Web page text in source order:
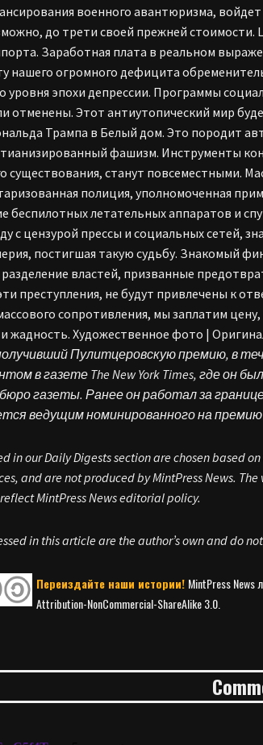
военного авантюризма,
до трети своей прежней стоимости.
Заработная плата в реальном
нашего огромного дефицита
уровня эпохи депрессии. Программы
отменены. Этот антиутопический мир
Трампа в Белый дом. Это породит
фашизм. Инструменты
существования, станут повсеместными.
полиция, уполномоченная
беспилотных летательных аппаратов и
с цензурой прессы и социальных сетей,
постигшая такую судьбу. Знакомый
властей, призванные
преступления, не будут привлечены к
сопротивления, мы заплатим
жадность. Художественное фото |
Пулитцеровскую премию, в
в газете The New York Times, где он
газеты. Ранее он работал за границей
ведущим номинированного на премию
in our Daily Digests section are chosen based
and are not produced by MintPress News.
MintPress News editorial policy.
in this article are the author’s own and do
Переиздайте наши истории! MintPress News
Attribution-NonCommercial-ShareAlike 3.0.